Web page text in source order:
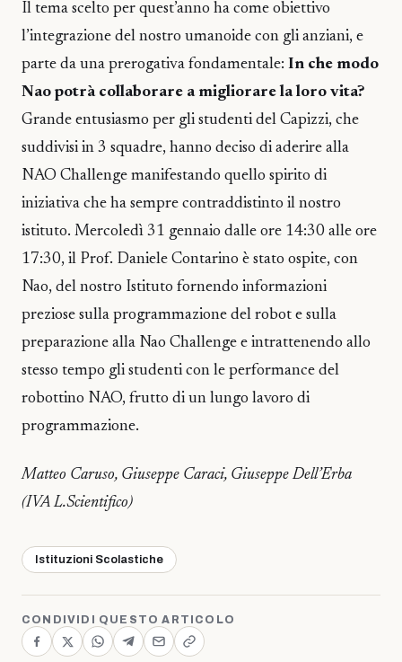
Il tema scelto per quest’anno ha come obiettivo
l’integrazione del nostro umanoide con gli anziani, e
parte da una prerogativa fondamentale: In che modo
Nao potrà collaborare a migliorare la loro vita?
Grande entusiasmo per gli studenti del Capizzi, che
suddivisi in 3 squadre, hanno deciso di aderire alla
NAO Challenge manifestando quello spirito di
iniziativa che ha sempre contraddistinto il nostro
istituto. Mercoledì 31 gennaio dalle ore 14:30 alle ore
17:30, il Prof. Daniele Contarino è stato ospite, con
Nao, del nostro Istituto fornendo informazioni
preziose sulla programmazione del robot e sulla
preparazione alla Nao Challenge e intrattenendo allo
stesso tempo gli studenti con le performance del
robottino NAO, frutto di un lungo lavoro di
programmazione.
Matteo Caruso, Giuseppe Caraci, Giuseppe Dell’Erba
(IVA L.Scientifico)
Istituzioni Scolastiche
CONDIVIDI QUESTO ARTICOLO